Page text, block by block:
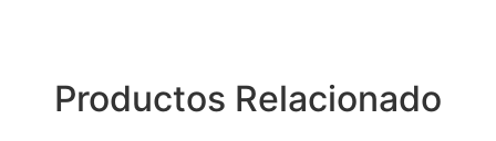
Productos Relacionado